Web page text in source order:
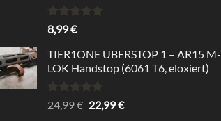
Bewertet
mit
von 5
8,99€
TIER1ONE UBERSTOP 1 – AR15 M-
LOK Handstop (6061 T6, eloxiert)
Bewertet
mit
24,99€ Ursprünglicher
22,99€Aktueller